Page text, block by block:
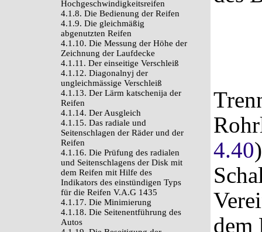
Hochgeschwindigkeitsreifen
4.1.8. Die Bedienung der Reifen
4.1.9. Die gleichmäßig
abgenutzten Reifen
4.1.10. Die Messung der Höhe der
Zeichnung der Laufdecke
4.1.11. Der einseitige Verschleiß
4.1.12. Diagonalnyj der
ungleichmässige Verschleiß
4.1.13. Der Lärm katschenija der
Reifen
4.1.14. Der Ausgleich
4.1.15. Das radiale und
Seitenschlagen der Räder und der
Reifen
4.1.16. Die Prüfung des radialen
und Seitenschlagens der Disk mit
dem Reifen mit Hilfe des
Indikators des einstündigen Typs
für die Reifen V.A.G 1435
4.1.17. Die Minimierung
4.1.18. Die Seitenentführung des
Autos
4.40
dem